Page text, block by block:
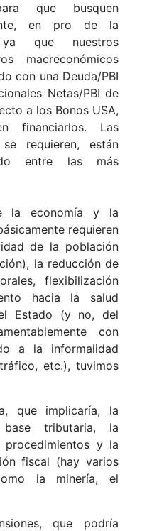
que busquen
en pro de la
ya que nuestros
macreconómicos
con una Deuda/PBI
Netas/PBI de
a los Bonos USA,
financiarlos. Las
requieren, están
entre las más
la economía y la
requieren
de la población
la reducción de
flexibilización
hacia la salud
Estado (y no, del
con
a la informalidad
etc.), tuvimos
que implicaría, la
tributaria, la
y la
fiscal (hay varios
la minería, el
que podría